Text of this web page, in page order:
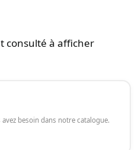
consulté à afficher
besoin dans notre catalogue.